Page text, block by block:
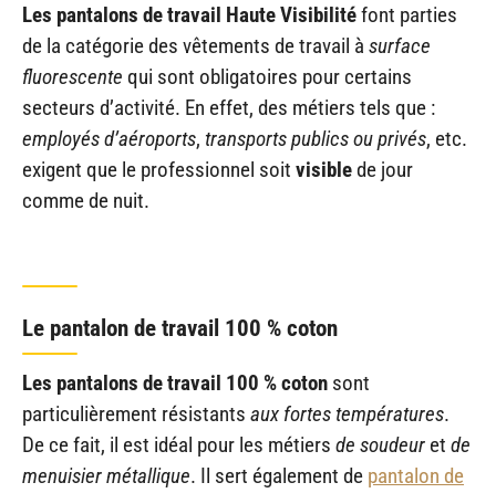
Les pantalons de travail Haute Visibilitéfont parties
de la catégorie des vêtements de travail à surface
fluorescente qui sont obligatoires pour certains
secteurs d’activité. En effet, des métiers tels que :
employés d’aéroports, transports publics ou privés, etc.
exigent que le professionnel soit visiblede jour
comme de nuit.
Le pantalon de travail 100 % coton
Les pantalons de travail 100 % coton sont
particulièrement résistants aux fortes températures.
De ce fait, il est idéal pour les métiers de soudeur et de
menuisier métallique. Il sert également de pantalon de